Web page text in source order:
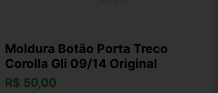
Moldura Botão Porta Treco
Corolla Gli 09/14 Original
R$ 50,00